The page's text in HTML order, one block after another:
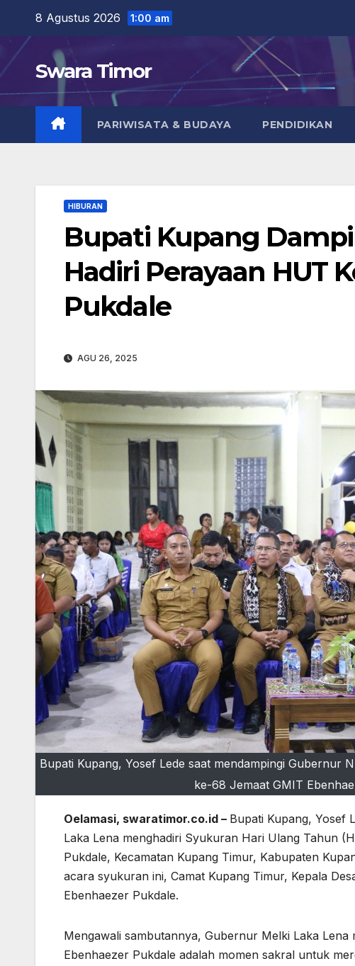
content
8 Agustus 2026 1:00 am
Swara Timor
PARIWISATA & BUDAYA PENDIDIKAN
HIBURAN
Bupati Kupang
Hadiri Perayaan HUT
Pukdale
AGU 26, 2025
Bupati Kupang, Yosef Lede saat mendampingi Gubernur
ke-68 Jemaat GMIT
Oelamasi, swaratimor.co.id – Bupati Kupang, Yosef
Laka Lena menghadiri Syukuran Hari Ulang Tahun
Pukdale, Kecamatan Kupang Timur, Kabupaten
acara syukuran ini, Camat Kupang Timur, Kepala
Ebenhaezer Pukdale.
Mengawali sambutannya, Gubernur Melki Laka
Ebenhaezer Pukdale adalah momen sakral untuk